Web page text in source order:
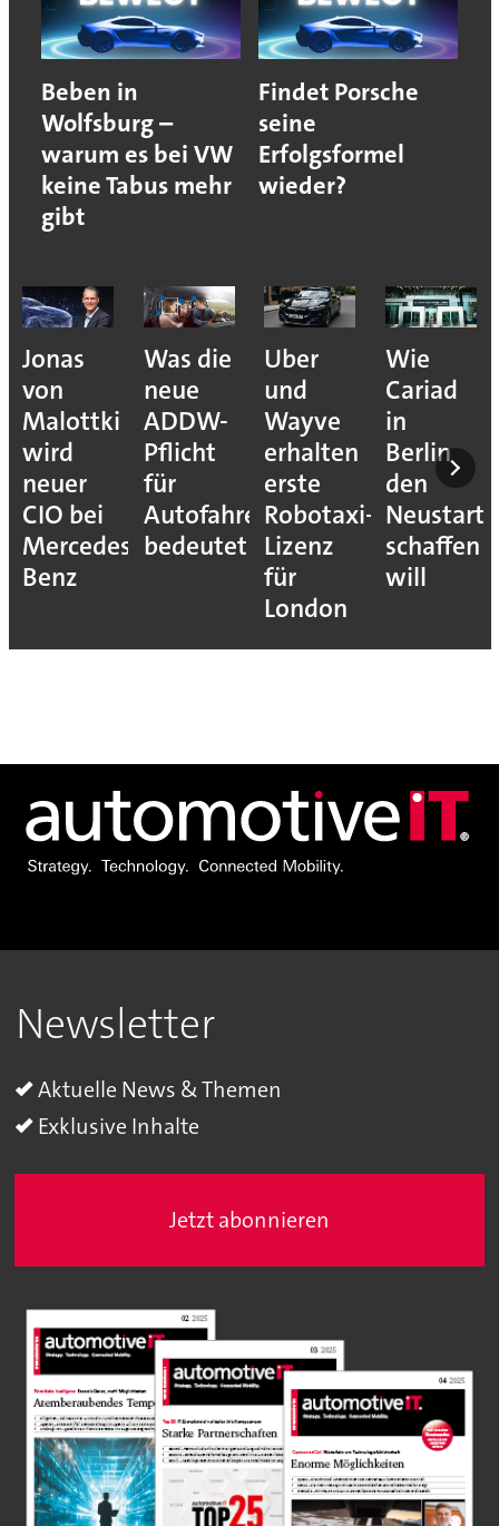
Beben in
Wolfsburg –
warum es bei VW
keine Tabus mehr
gibt
Findet Porsche
seine
Erfolgsformel
wieder?
Jonas
von
Malottki
wird
neuer
CIO bei
Mercedes-
Benz
Was die
neue
ADDW-
Pflicht
für
Autofahrer
bedeutet
Uber
und
Wayve
erhalten
erste
Robotaxi-
Lizenz
für
London
Wie
Cariad
in
Berlin
den
Neustart
schaffen
will
Newsletter
Aktuelle News & Themen
Exklusive Inhalte
Jetzt abonnieren